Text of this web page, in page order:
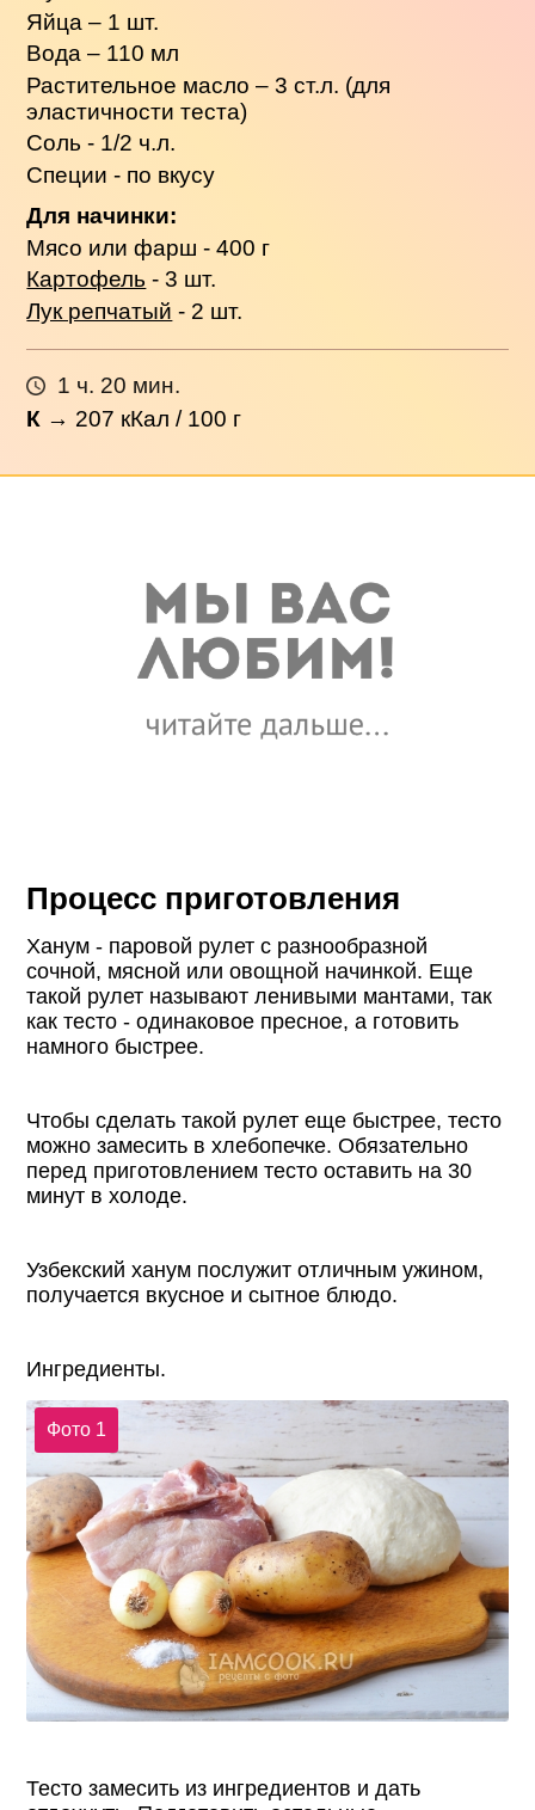
Яйца – 1 шт.
Вода – 110 мл
Растительное масло – 3 ст.л. (для
эластичности теста)
Соль - 1/2 ч.л.
Специи - по вкусу
Для начинки:
Мясо или фарш - 400 г
Картофель - 3 шт.
Лук репчатый - 2 шт.
1 ч. 20 мин.
К → 207 кКал / 100 г
Процесс приготовления
Ханум - паровой рулет с разнообразной
сочной, мясной или овощной начинкой. Еще
такой рулет называют ленивыми мантами, так
как тесто - одинаковое пресное, а готовить
намного быстрее.
Чтобы сделать такой рулет еще быстрее, тесто
можно замесить в хлебопечке. Обязательно
перед приготовлением тесто оставить на 30
минут в холоде.
Узбекский ханум послужит отличным ужином,
получается вкусное и сытное блюдо.
Ингредиенты.
Фото 1
Тесто замесить из ингредиентов и дать